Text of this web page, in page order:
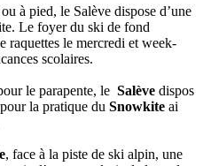
à pied, le Salève dispose d’une
Le foyer du ski de fond
raquettes le mercredi et week-
scolaires.
le parapente, le Salève dispos
la pratique du Snowkite ai
, face à la piste de ski alpin, une